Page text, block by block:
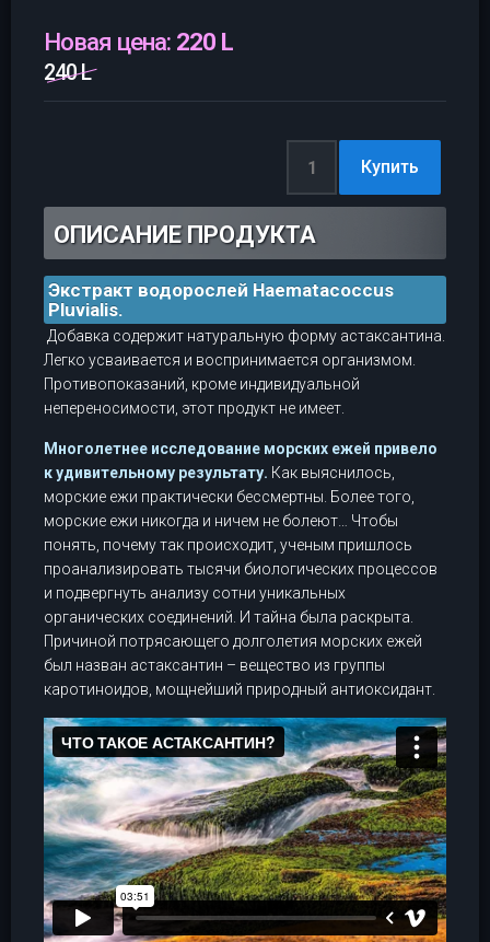
Новая цена: 220 L
240 L
ОПИСАНИЕ ПРОДУКТА
Экстракт водорослей Haematacoccus
Pluvialis.
Добавка содержит натуральную форму астаксантина.
Легко усваивается и воспринимается организмом.
Противопоказаний, кроме индивидуальной
непереносимости, этот продукт не имеет.
Многолетнее исследование морских ежей привело
к удивительному результату. Как выяснилось,
морские ежи практически бессмертны. Более того,
морские ежи никогда и ничем не болеют… Чтобы
понять, почему так происходит, ученым пришлось
проанализировать тысячи биологических процессов
и подвергнуть анализу сотни уникальных
органических соединений. И тайна была раскрыта.
Причиной потрясающего долголетия морских ежей
был назван астаксантин – вещество из группы
каротиноидов, мощнейший природный антиоксидант.